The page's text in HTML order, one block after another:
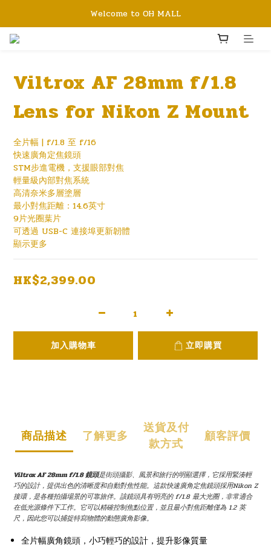
Welcome to OH MALL
Viltrox AF 28mm f/1.8
Lens for Nikon Z Mount
全片幅 | f/1.8 至 f/16
快速廣角定焦鏡頭
STM步進電機，支援眼部對焦
輕量級內部對焦系統
高清奈米多層塗層
最小對焦距離：14.6英寸
9片光圈葉片
可透過 USB-C 連接埠更新韌體
顯示更多
HK$2,399.00
加入購物車 立即購買
商品描述 了解更多
送貨及付
款方式
顧客評價
Viltrox AF 28mm f/1.8 鏡頭是街頭攝影、風景和旅行的明顯選擇，它採用緊湊輕
巧的設計，提供出色的清晰度和自動對焦性能。這款快速廣角定焦鏡頭採用Nikon Z
接環，是各種拍攝場景的可靠旅伴。該鏡頭具有明亮的 f/1.8 最大光圈，非常適合
在低光源條件下工作。它可以精確控制焦點位置，並且最小對焦距離僅為 1.2 英
尺，因此您可以捕捉特寫物體的動態廣角影像。
全片幅廣角鏡頭，小巧輕巧的設計，提升影像質量